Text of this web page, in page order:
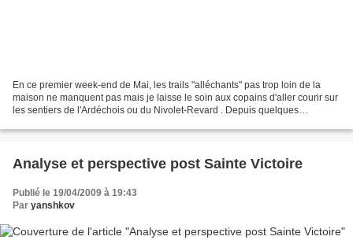
En ce premier week-end de Mai, les trails "alléchants" pas trop loin de la
maison ne manquent pas mais je laisse le soin aux copains d'aller courir sur
les sentiers de l'Ardéchois ou du Nivolet-Revard . Depuis quelques
Analyse et perspective post Sainte Victoire
Publié le 19/04/2009 à 19:43
Par yanshkov